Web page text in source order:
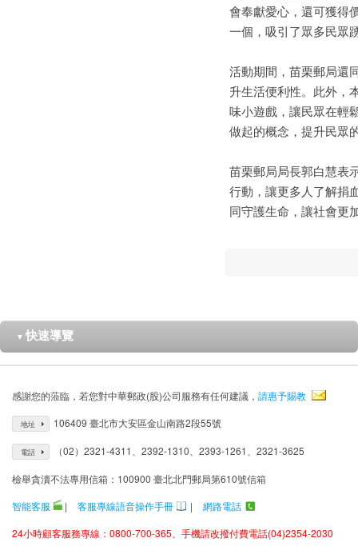
會奉獻愛心，還可獲得
一個，吸引了眾多民眾
活動期間，苗栗郵局還
升生活便利性。此外，
味小遊戲，讓民眾在輕
做起的概念，提升民眾
苗栗郵局局長郭白慧表
行動，讓更多人了解捐
同守護生命，讓社會更
▼ 快速導覽
感謝您的蒞臨，若您對中華郵政(股)公司服務有任何建議， 請惠予賜教
地址 106409 臺北市大安區金山南路2段55號
電話 （02）2321-4311、2392-1310、2393-1261、2321-3625
檢舉貪瀆不法專用信箱：100900 臺北北門郵局第610號信箱
智能客服
| 客服專線語音操作手冊 |
網路電話
24小時顧客服務專線：0800-700-365、手機請改撥付費電話(04)2354-2030